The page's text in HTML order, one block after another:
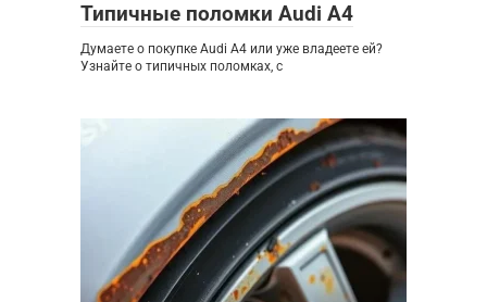
Типичные поломки Audi A4
Думаете о покупке Audi A4 или уже владеете ей?
Узнайте о типичных поломках, с